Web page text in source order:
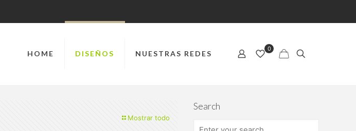
HOME DISEÑOS NUESTRAS REDES
0
Mostrar todo
Search